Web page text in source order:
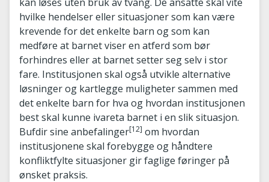
hvilke hendelser eller situasjoner som kan være
krevende for det enkelte barn og som kan
medføre at barnet viser en atferd som bør
forhindres eller at barnet setter seg selv i stor
fare. Institusjonen skal også utvikle alternative
løsninger og kartlegge muligheter sammen med
det enkelte barn for hva og hvordan institusjonen
best skal kunne ivareta barnet i en slik situasjon.
Bufdir sine anbefalinger[12] om hvordan
institusjonene skal forebygge og håndtere
konfliktfylte situasjoner gir faglige føringer på
ønsket praksis.